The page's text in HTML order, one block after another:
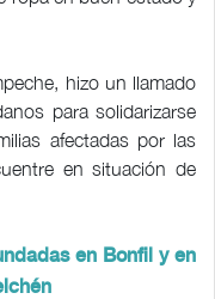
hizo un llamado
para solidarizarse
afectadas por las
en situación de
en Bonfil y en